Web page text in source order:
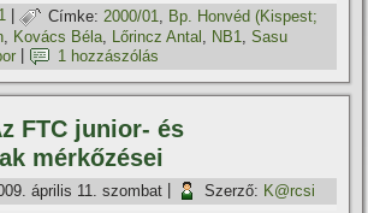
| Címke: 2000/01
Bp. Honvéd (Kispest;
, Kovács Béla, Lőrincz Antal , NB1,Sasu
1 hozzászólás
FTC junior- és
mérkőzései
április 11. szombat Szerző: K@rcsi